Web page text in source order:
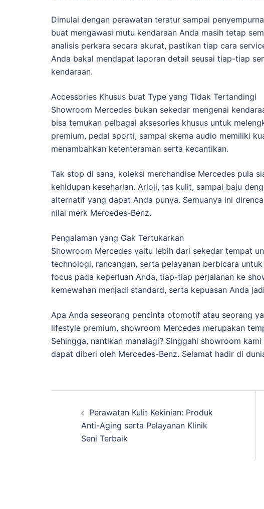
Dimulai dengan perawatan teratur sampai
buat mengawasi mutu kendaraan Anda masih tetap
analisis perkara secara akurat, pastikan tiap cara
Anda bakal mendapat laporan detail seusai tiap-tiap
kendaraan.
Accessories Khusus buat Type yang Tidak Tertandingi
Showroom Mercedes bukan sekedar mengenai
bisa temukan pelbagai aksesories khusus untuk
premium, pedal sporti, sampai skema audio memiliki
menambahkan ketenteraman serta kecantikan.
Tak stop di sana, koleksi merchandise Mercedes pula
kehidupan keseharian. Arloji, tas kulit, sampai baju
alternatif yang dapat Anda punya. Semuanya ini
nilai merk Mercedes-Benz.
Pengalaman yang Gak Tertukarkan
Showroom Mercedes yaitu lebih dari sekedar tempat
technologi, rancangan, serta pelayanan berbicara
focus pada keperluan Anda, tiap-tiap perjalanan ke
kemewahan menjadi standard, serta kepuasan Anda
Apa Anda seseorang pencinta otomotif atau seorang
lifestyle premium, showroom Mercedes merupakan
Sehingga, nantikan manalagi? Singgahi showroom
dapat diberi oleh Mercedes-Benz. Selamat hadir di
TulisanPerawatan Kulit Kekinian: Produk
Anti-Aging serta Pelayanan Klinik
Seni Terbaik